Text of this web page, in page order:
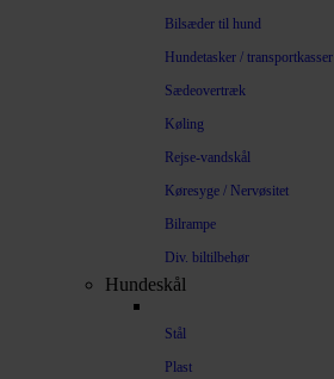
Bilsæder til hund
Hundetasker / transportkasser
Sædeovertræk
Køling
Rejse-vandskål
Køresyge / Nervøsitet
Bilrampe
Div. biltilbehør
Hundeskål
Stål
Plast